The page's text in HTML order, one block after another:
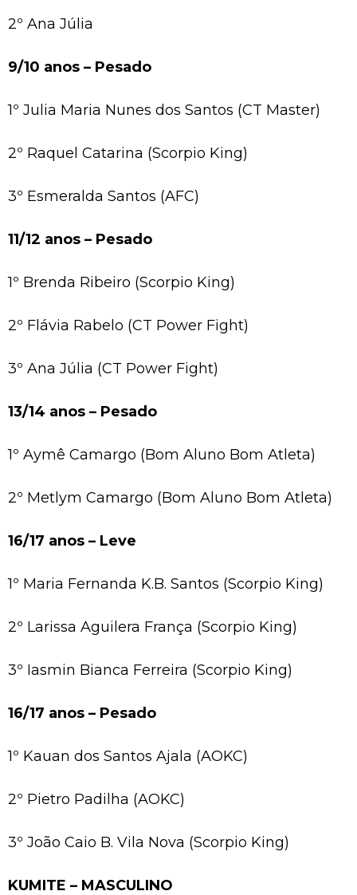
2º Ana Júlia
9/10 anos – Pesado
1º Julia Maria Nunes dos Santos (CT Master)
2º Raquel Catarina (Scorpio King)
3º Esmeralda Santos (AFC)
11/12 anos – Pesado
1º Brenda Ribeiro (Scorpio King)
2º Flávia Rabelo (CT Power Fight)
3º Ana Júlia (CT Power Fight)
13/14 anos – Pesado
1º Aymê Camargo (Bom Aluno Bom Atleta)
2º Metlym Camargo (Bom Aluno Bom Atleta)
16/17 anos – Leve
1º Maria Fernanda K.B. Santos (Scorpio King)
2º Larissa Aguilera França (Scorpio King)
3º Iasmin Bianca Ferreira (Scorpio King)
16/17 anos – Pesado
1º Kauan dos Santos Ajala (AOKC)
2º Pietro Padilha (AOKC)
3º João Caio B. Vila Nova (Scorpio King)
KUMITE – MASCULINO